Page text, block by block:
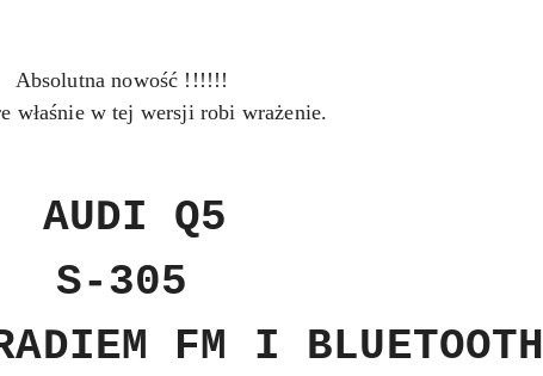
Absolutna nowość !!!!!!
właśnie w tej wersji robi wrażenie.
AUDI Q5
S-305
FM I BLUETOOTH